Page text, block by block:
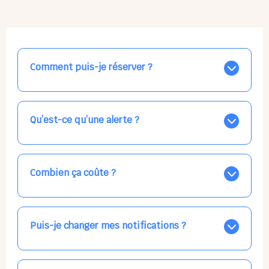
Comment puis-je réserver ?
Nos places libres au quotidien sont affichées jour par
jour dans le calendrier ci-dessus, EN BLEU. Tapez sur
celle qui vous intéresse, choisissez vos horaires, et la
confirmation est immédiate ! Vos accueils
Qu’est-ce qu’une alerte ?
Vous avez besoin d'une solution d'accueil pour une
date précise, ou pour un jour régulier dans la semaine,
mais les places disponibles EN BLEU ne correspondent
pas ? Créez une alerte ponctuelle ou récurrente, ainsi
Combien ça coûte ?
Votre accueil est normalement facturé par la direction
de la crèche, en fin de mois, selon votre taux horaire
habituel. N'hésitez pas à confirmer directement avec
l'équipe lors de la prochaine visite !
Puis-je changer mes notifications ?
Dans votre profil (bouton bleu en haut à droite), vous
pouvez choisir de recevoir les alertes et confirmations